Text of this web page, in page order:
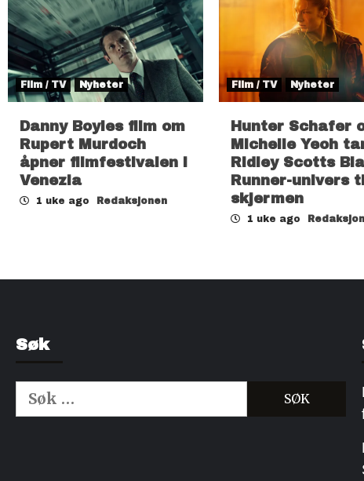
Film / TV Nyheter
Danny Boyles film om
Rupert Murdoch
åpner filmfestivalen i
Venezia
1 uke ago Redaksjonen
Film / TV Nyheter
Hunter Schafer
Michelle Yeoh
Ridley Scotts
Runner-univers
skjermen
1 uke ago
Søk
Søk
etter: